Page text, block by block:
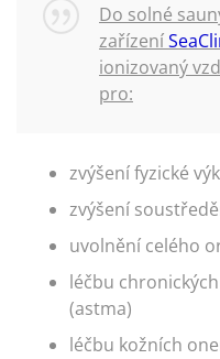
Do solné
zařízení
ionizovaný
pro:
zvýšení fyzické
zvýšení
uvolnění celého
léčbu
(astma)
léčbu kožních